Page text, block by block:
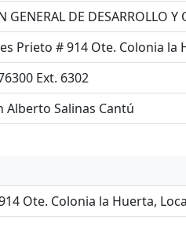
GENERAL DE DESARROLLO
Prieto # 914 Ote. Colonia la
Ext. 6302
Alberto Salinas Cantú
Ote. Colonia la Huerta,